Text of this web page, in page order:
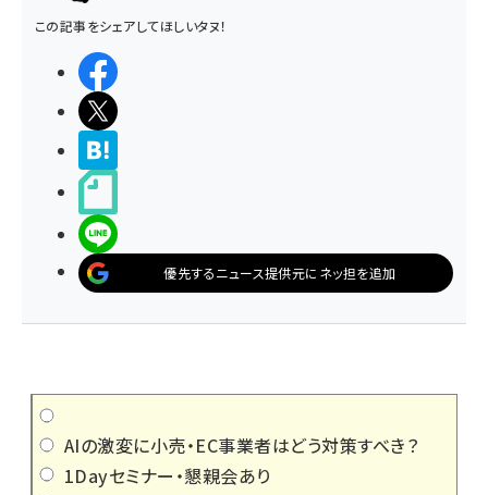
この記事をシェアしてほしいタヌ！
優先するニュース提供元にネッ担を追加
AIの激変に小売・EC事業者はどう対策すべき？
1Dayセミナー・懇親会あり